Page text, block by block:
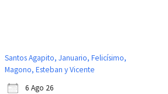
Santos Agapito, Januario, Felicísimo,
Magono, Esteban y Vicente
6 Ago 26